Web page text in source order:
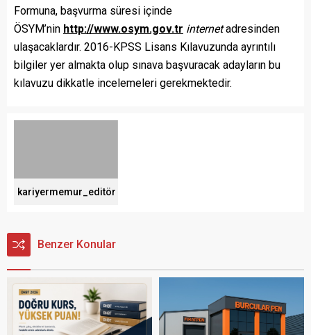
Formuna, başvurma süresi içinde
ÖSYM’nin http://www.osym.gov.tr internetadresinden
ulaşacaklardır. 2016-KPSS Lisans Kılavuzunda ayrıntılı
bilgiler yer almakta olup sınava başvuracak adayların bu
kılavuzu dikkatle incelemeleri gerekmektedir.
kariyermemur_editör
Benzer Konular